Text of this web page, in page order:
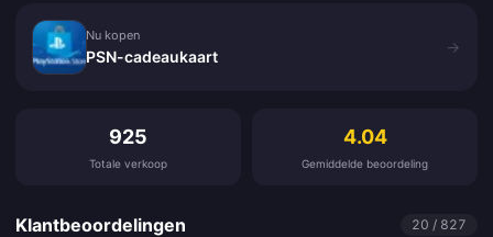
Nu kopen
PSN-cadeaukaart
→
925
Totale verkoop
4.04
Gemiddelde beoordeling
Klantbeoordelingen 20 / 827